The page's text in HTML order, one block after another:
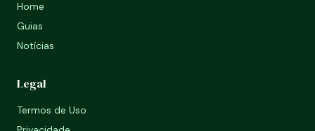
Home
Guias
Notícias
Legal
Termos de Uso